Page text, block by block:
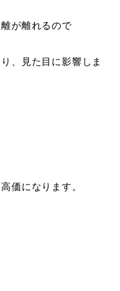
が離れるので
、見た目に影響しま
価になります。